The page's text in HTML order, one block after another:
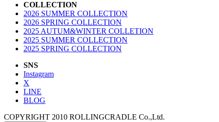
COLLECTION
2026 SUMMER COLLECTION
2026 SPRING COLLECTION
2025 AUTUM&WINTER COLLETION
2025 SUMMER COLLECTION
2025 SPRING COLLECTION
SNS
Instagram
X
LINE
BLOG
COPYRIGHT 2010 ROLLINGCRADLE Co.,Ltd.